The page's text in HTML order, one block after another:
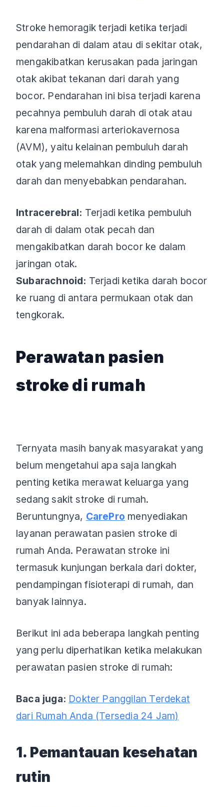
Stroke hemoragik terjadi ketika terjadi
pendarahan di dalam atau di sekitar otak,
mengakibatkan kerusakan pada jaringan
otak akibat tekanan dari darah yang
bocor. Pendarahan ini bisa terjadi karena
pecahnya pembuluh darah di otak atau
karena malformasi arteriokavernosa
(AVM), yaitu kelainan pembuluh darah
otak yang melemahkan dinding pembuluh
darah dan menyebabkan pendarahan.
Intracerebral: Terjadi ketika pembuluh
darah di dalam otak pecah dan
mengakibatkan darah bocor ke dalam
jaringan otak.
Subarachnoid: Terjadi ketika darah bocor
ke ruang di antara permukaan otak dan
tengkorak.
Perawatan pasien
stroke di rumah
Ternyata masih banyak masyarakat yang
belum mengetahui apa saja langkah
penting ketika merawat keluarga yang
sedang sakit stroke di rumah.
Beruntungnya, CarePro menyediakan
layanan perawatan pasien stroke di
rumah Anda. Perawatan stroke ini
termasuk kunjungan berkala dari dokter,
pendampingan fisioterapi di rumah, dan
banyak lainnya.
Berikut ini ada beberapa langkah penting
yang perlu diperhatikan ketika melakukan
perawatan pasien stroke di rumah:
Baca juga: Dokter Panggilan Terdekat
dari Rumah Anda (Tersedia 24 Jam)
1. Pemantauan kesehatan
rutin